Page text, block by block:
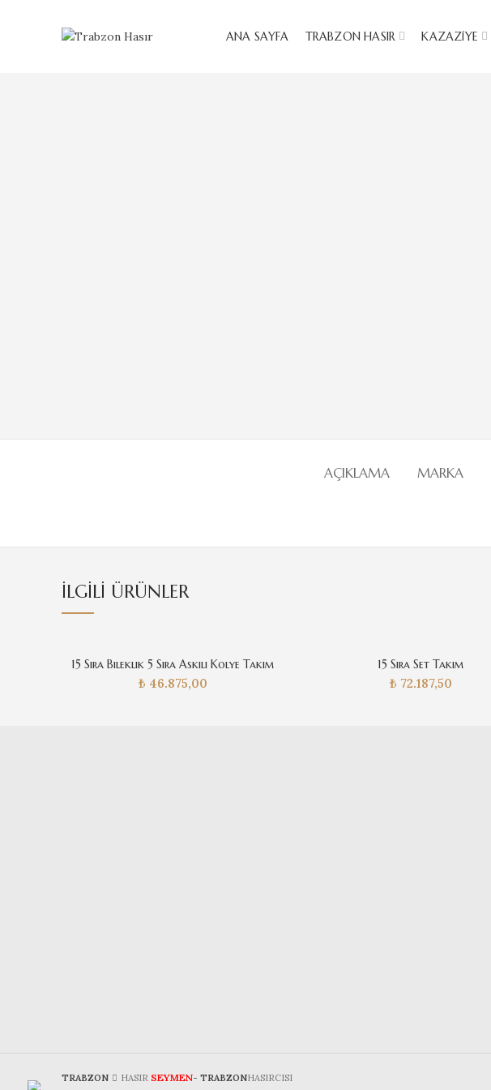
ANA SAYFA TRABZON HASIR KAZAZIYE
AÇIKLAMA MARKA
İLGILI ÜRÜNLER
15 Sıra Bileklik 5 Sıra Askılı Kolye Takım
₺ 46.875,00
15 Sıra Set Takım
₺ 72.187,50
TRABZON HASIR SEYMEN- TRABZONHASIRCISI